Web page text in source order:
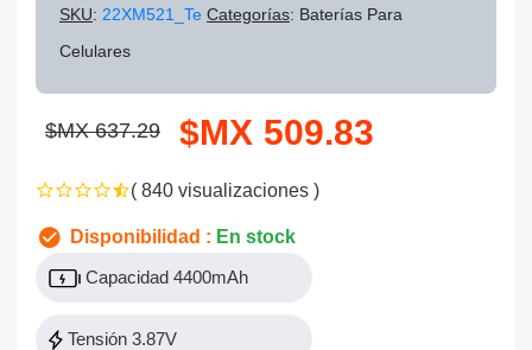
SKU: 22XM521_Te Categorías: Baterías Para
Celulares
$MX 637.29 $MX 509.83
( 840 visualizaciones )
Disponibilidad : En stock
Capacidad 4400mAh
Tensión 3.87V